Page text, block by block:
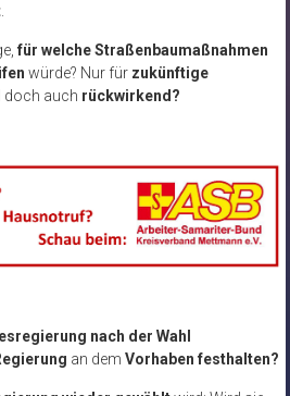
.
für welche Straßenbaumaßnahmen
würde? Nur für zukünftige
doch auch rückwirkend?
nach der Wahl
an dem Vorhaben festhalten?